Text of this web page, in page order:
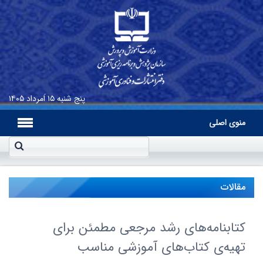
پنج شنبه۱۵ اَمرداد ۱۴۰۵
منوی اصلی
مقالات
کتابنامه‌های رشد مرجعی مطمئن برای
تهیه‌ی کتاب‌های آموزشی مناسب